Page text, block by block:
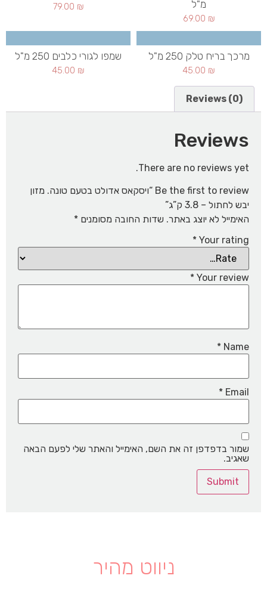
מ"ל
69.00 ₪
79.00 ₪
מרכך בריח טלק 250 מ"ל
45.00 ₪
שמפו לגורי כלבים 250 מ"ל
45.00 ₪
Reviews (0)
Reviews
There are no reviews yet.
Be the first to review “ויסקאס אדולט בטעם טונה. מזון
יבש לחתול – 3.8 ק”ג”
האימייל לא יוצג באתר. שדות החובה מסומנים *
Your rating
*
Your review
*
Name
*
Email
*
שמור בדפדפן זה את השם, האימייל והאתר שלי לפעם הבאה
שאגיב.
ניווט מהיר